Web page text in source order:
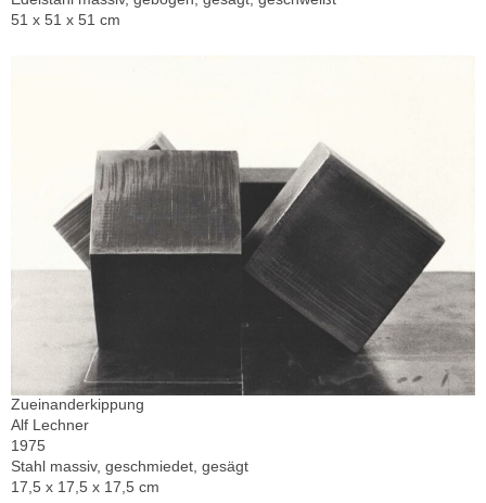
51 x 51 x 51 cm
Zueinanderkippung
Alf Lechner
1975
Stahl massiv, geschmiedet, gesägt
17,5 x 17,5 x 17,5 cm